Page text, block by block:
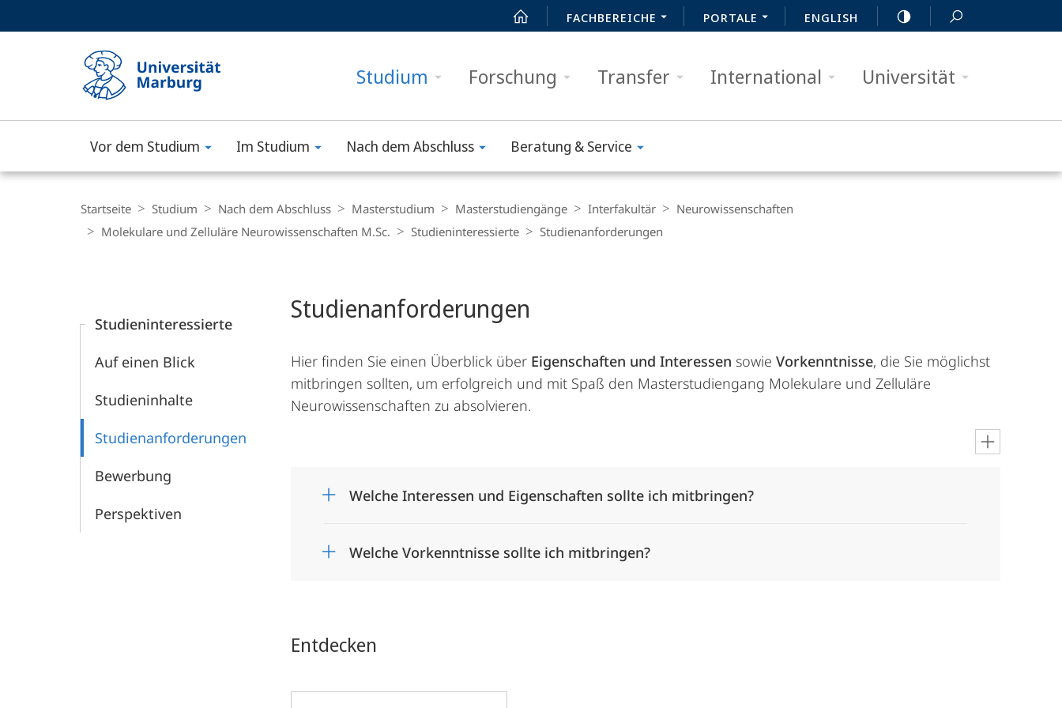
FACHBEREICHE PORTALE ENGLISH
Studium Forschung Transfer International Universität
Philipps-
Universität
Marburg
Vor dem Studium Im Studium Nach dem Abschluss Beratung & Service
Navigation
Startseite Studium Nach dem Abschluss Masterstudium Masterstudiengänge Interfakultär
Neurowissenschaften
Molekulare und Zelluläre Neurowissenschaften M.Sc.
Studieninteressierte Studien­anforderungen
Studieninteressierte
Auf einen Blick
Studieninhalte
Studien­anforderungen
Bewerbung
Perspektiven
Studienanforderungen
Hier finden Sie einen Überblick über Eigenschaften und Interessen sowie Vorkenntnisse, die Sie möglichst
mitbringen sollten, um erfolgreich und mit Spaß den Masterstudiengang Molekulare und Zelluläre
Neurowissenschaften zu absolvieren.
Welche Interessen und Eigenschaften sollte ich mitbringen?
Welche Vorkenntnisse sollte ich mitbringen?
Entdecken